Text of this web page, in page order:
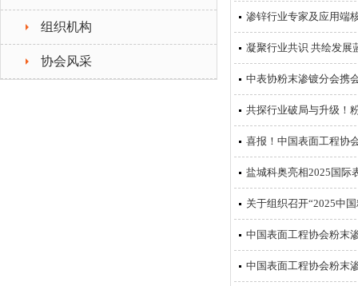
组织机构
协会风采
渗锌行业专家及应用端
凝聚行业共识 共绘发展
中表协粉末渗镀分会携
共探行业破局与升级！
喜报！中国表面工程协
盐城科奥亮相2025国际
关于组织召开“2025中
中国表面工程协会粉末
中国表面工程协会粉末